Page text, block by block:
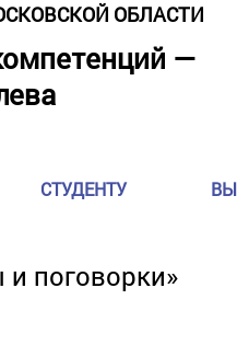
ОБЛАСТИ
—
СТУДЕНТУ
поговорки»